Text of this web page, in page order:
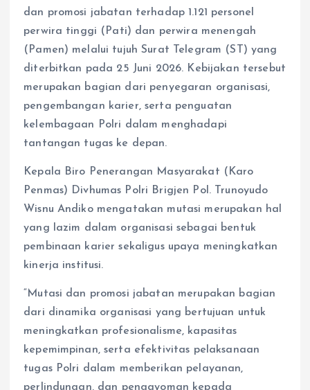
dan promosi jabatan terhadap 1.121 personel
perwira tinggi (Pati) dan perwira menengah
(Pamen) melalui tujuh Surat Telegram (ST) yang
diterbitkan pada 25 Juni 2026. Kebijakan tersebut
merupakan bagian dari penyegaran organisasi,
pengembangan karier, serta penguatan
kelembagaan Polri dalam menghadapi
tantangan tugas ke depan.
Kepala Biro Penerangan Masyarakat (Karo
Penmas) Divhumas Polri Brigjen Pol. Trunoyudo
Wisnu Andiko mengatakan mutasi merupakan hal
yang lazim dalam organisasi sebagai bentuk
pembinaan karier sekaligus upaya meningkatkan
kinerja institusi.
“Mutasi dan promosi jabatan merupakan bagian
dari dinamika organisasi yang bertujuan untuk
meningkatkan profesionalisme, kapasitas
kepemimpinan, serta efektivitas pelaksanaan
tugas Polri dalam memberikan pelayanan,
perlindungan, dan pengayoman kepada